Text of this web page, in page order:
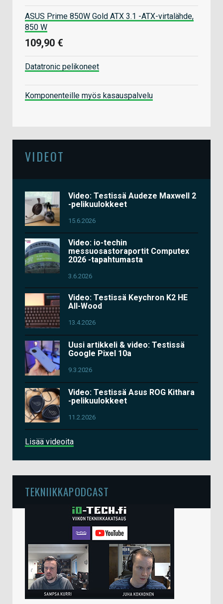
ASUS Prime 850W Gold ATX 3.1 -ATX-virtalähde,
850 W
109,90 €
Datatronic pelikoneet
Komponenteille myös kasauspalvelu
VIDEOT
Video: Testissä Audeze Maxwell 2
-pelikuulokkeet
15.6.2026
Video: io-techin
messuosastoraportit Computex
2026 -tapahtumasta
3.6.2026
Video: Testissä Keychron K2 HE
All-Wood
13.4.2026
Uusi artikkeli & video: Testissä
Google Pixel 10a
9.3.2026
Video: Testissä Asus ROG Kithara
-pelikuulokkeet
11.2.2026
Lisää videoita
TEKNIIKKAPODCAST